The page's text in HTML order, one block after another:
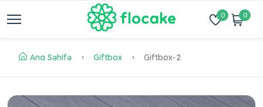
0 0
Ana Səhifə Giftbox Giftbox-2